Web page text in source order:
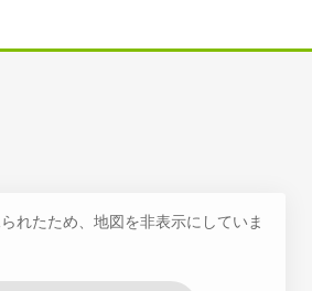
れたため、地図を非表示にしていま